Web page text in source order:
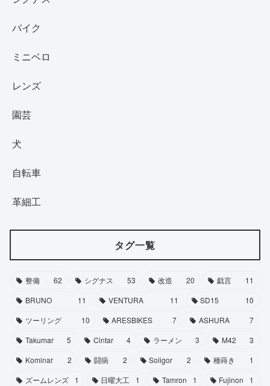
バイク
ミニベロ
レンズ
園芸
犬
自転車
革細工
タグ一覧
整備 62 シグナス 53 改造 20 戯言
11
BRUNO
11 VENTURA 11 SD15
10
ツーリング
10 ARESBIKES 7 ASHURA
7
Takumar
5 Cintar 4 ラーメン 3 M42
3
Kominar
2 闘病 2 Soligor 2 種蒔き
1
ズームレンズ
1 日曜大工 1 Tamron 1 Fujinon
1